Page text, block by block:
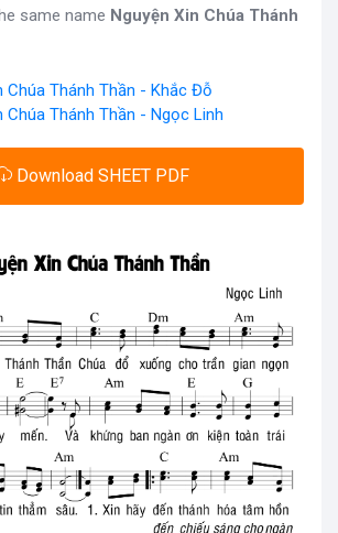
same name Nguyện Xin Chúa Thánh
Chúa Thánh Thần - Khắc Đỗ
Chúa Thánh Thần - Ngọc Linh
Download SHEET PDF